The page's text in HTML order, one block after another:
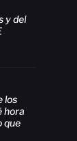
y del
los
hora
que